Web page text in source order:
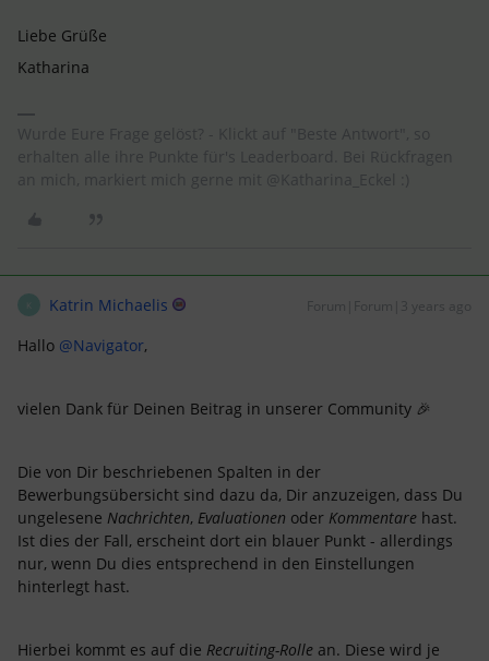
Liebe Grüße
Katharina
Katrin Michaelis Forum|Forum|3 years ago
Hallo @Navigator,
vielen Dank für Deinen Beitrag in unserer Community 🎉
Die von Dir beschriebenen Spalten in der
Bewerbungsübersicht sind dazu da, Dir anzuzeigen, dass Du
ungelesene Nachrichten, Evaluationen oder Kommentare hast.
Ist dies der Fall, erscheint dort ein blauer Punkt - allerdings
nur, wenn Du dies entsprechend in den Einstellungen
hinterlegt hast.
Hierbei kommt es auf die Recruiting-Rolle an. Diese wird je